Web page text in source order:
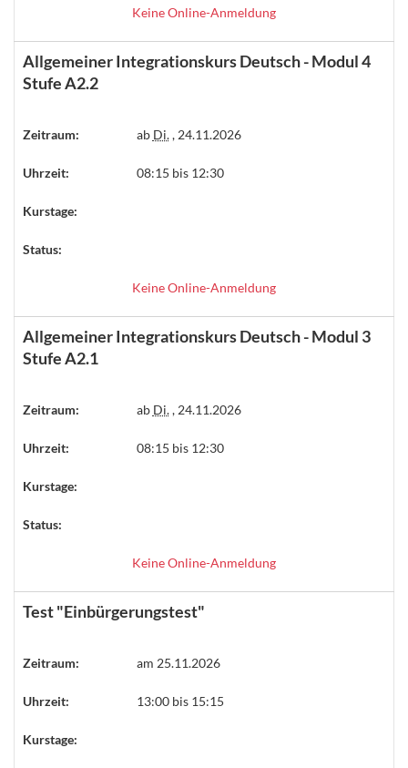
Keine Online-Anmeldung
Allgemeiner Integrationskurs Deutsch - Modul 4
Stufe A2.2
Zeitraum: ab Di., 24.11.2026
Uhrzeit: 08:15 bis 12:30
Kurstage:
Status:
Keine Online-Anmeldung
Allgemeiner Integrationskurs Deutsch - Modul 3
Stufe A2.1
Zeitraum: ab Di., 24.11.2026
Uhrzeit: 08:15 bis 12:30
Kurstage:
Status:
Keine Online-Anmeldung
Test "Einbürgerungstest"
Zeitraum: am 25.11.2026
Uhrzeit: 13:00 bis 15:15
Kurstage: